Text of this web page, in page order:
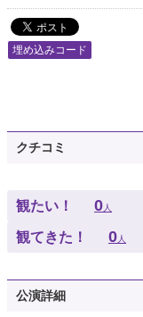
埋め込みコード
クチコミ
観たい！ 0人
観てきた！ 0人
公演詳細